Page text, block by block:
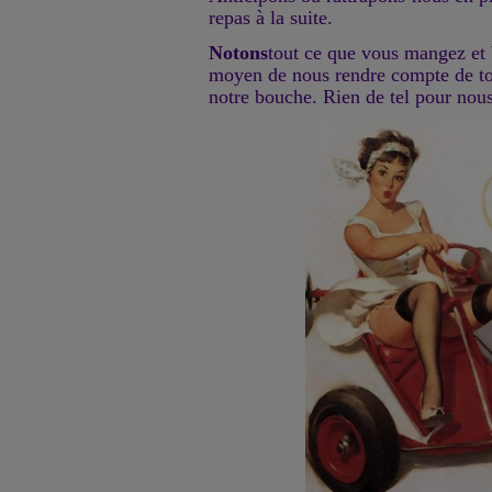
repas à la suite.
Notonstout ce que vous mangez
moyen de nous rendre compte de
notre bouche. Rien de tel pour